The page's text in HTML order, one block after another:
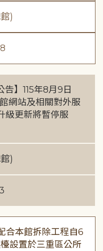
)
告】115年8月9日
網站及相關對外服
級更新將暫停服
)
合本館拆除工程自6
設置於三重區公所